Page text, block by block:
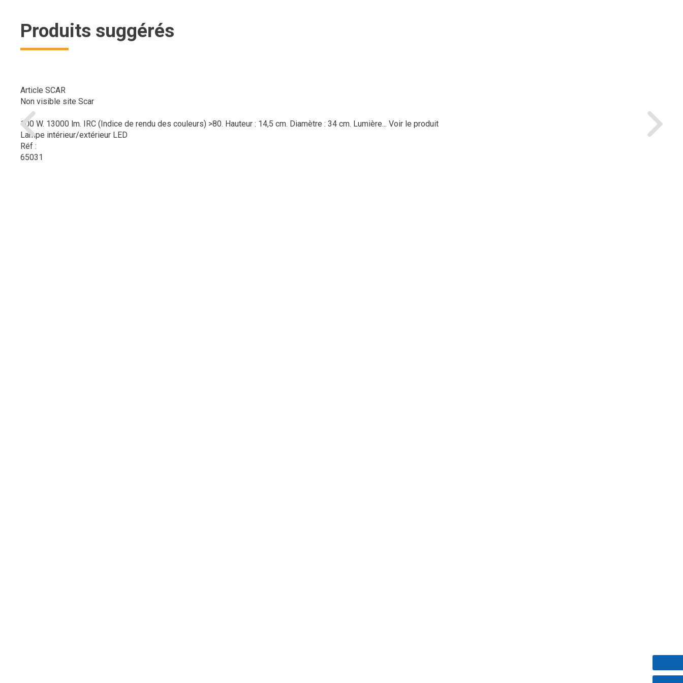
Produits suggérés
Article SCAR
Non visible site Scar
100 W. 13000 lm. IRC (Indice de rendu des couleurs) >80. Hauteur : 14,5 cm. Diamètre : 34 cm. Lumière... Voir le produit
Lampe intérieur/extérieur LED
Réf :
65031